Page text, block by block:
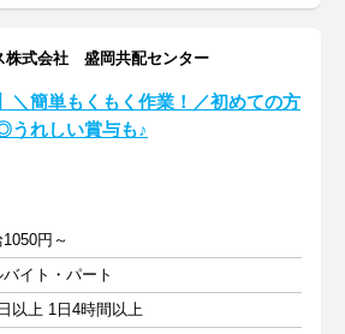
株式会社 盛岡共配センター
＼簡単もくもく作業！／初めての方
うれしい賞与も♪
円～
バイト・パート
以上 1日4時間以上